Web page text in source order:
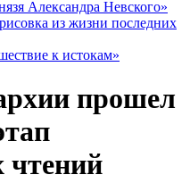
Александра Невского»
из жизни последних
к истокам»
прошел
чтений